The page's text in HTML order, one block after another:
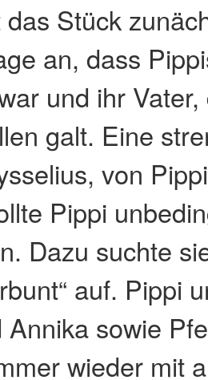
Stück
an, dass
und ihr
galt. Eine
von
Pippi
Dazu suchte
auf. Pippi
Annika sowie
wieder mit